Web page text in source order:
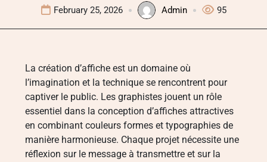
February 25, 2026 Admin 95
La création d’affiche est un domaine où
l’imagination et la technique se rencontrent pour
captiver le public. Les graphistes jouent un rôle
essentiel dans la conception d’affiches attractives
en combinant couleurs formes et typographies de
manière harmonieuse. Chaque projet nécessite une
réflexion sur le message à transmettre et sur la